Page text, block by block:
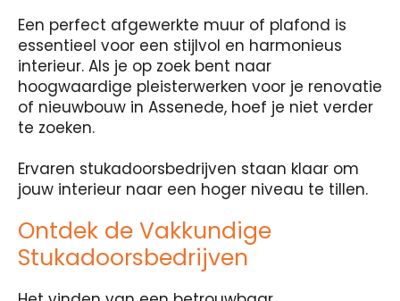
Een perfect afgewerkte muur of plafond is
essentieel voor een stijlvol en harmonieus
interieur. Als je op zoek bent naar
hoogwaardige pleisterwerken voor je renovatie
of nieuwbouw in Assenede, hoef je niet verder
te zoeken.
Ervaren stukadoorsbedrijven staan klaar om
jouw interieur naar een hoger niveau te tillen.
Ontdek de Vakkundige
Stukadoorsbedrijven